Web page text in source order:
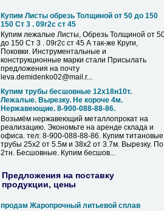
Купим Листы обрезь Толщиной от 50 до 150
150 Ст 3 . 09г2с ст 45
Купим лежалые Листы, Обрезь Толщиной от
до 150 Ст 3 . 09г2с ст 45 А так-же Круги,
Поковки. Инструментальные и
конструкционные марки стали Присылать
предложения на почту
leva.demidenko02@mail.r...
Купим трубы бесшовные 12х18н10т.
Лежалые. Вырезку. Не короче 4м.
Нержавеющие. 8-900-088-88-86.
Возьмём нержавеющий металлопрокат на
реализацию. Экономьте на аренде склада и
офиса. тел: 8-900-088-88-86. Купим титановые
трубы 25х2 от 5.5м и 38х2 от 3.7м. Вырезку. По
2тн. Бесшовные. Купим бесшов...
Предложения на поставку
продукции, цены
продам Жаропрочный литьевой сплав